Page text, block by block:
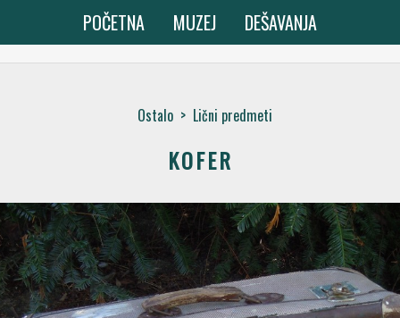
POČETNA MUZEJ DEŠAVANJA
Ostalo> Lični predmeti
KOFER